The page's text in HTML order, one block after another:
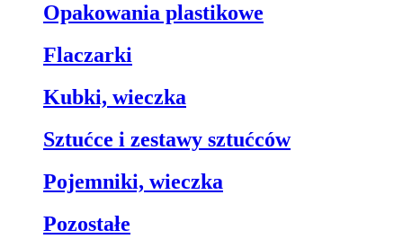
Opakowania plastikowe
Flaczarki
Kubki, wieczka
Sztućce i zestawy sztućców
Pojemniki, wieczka
Pozostałe